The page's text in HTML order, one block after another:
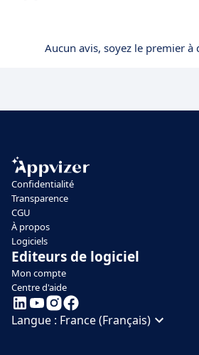
Aucun avis, soyez le premier à
Confidentialité
Transparence
CGU
À propos
Logiciels
Editeurs de logiciel
Mon compte
Centre d'aide
Langue : France (Français)